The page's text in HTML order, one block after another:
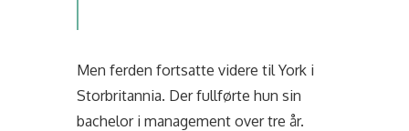
Men ferden fortsatte videre til York i
Storbritannia. Der fullførte hun sin
bachelor i management over tre år.